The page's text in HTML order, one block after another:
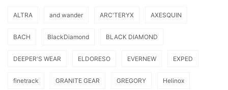
ALTRA and wander ARC'TERYX AXESQUIN
BACH BlackDiamond BLACK DIAMOND
DEEPER'S WEAR ELDORESO EVERNEW EXPED
finetrack GRANITE GEAR GREGORY Helinox